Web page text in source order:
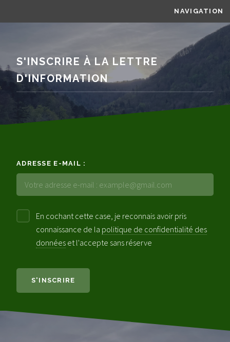
NAVIGATION
S'INSCRIRE À LA LETTRE
D'INFORMATION
ADRESSE E-MAIL :
En cochant cette case, je reconnais avoir pris
connaissance de la politique de confidentialité des
données et l'accepte sans réserve